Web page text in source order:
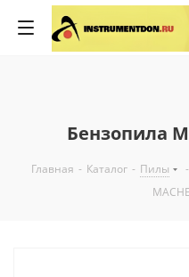
Бензопила
Главная - Каталог - Пилы -